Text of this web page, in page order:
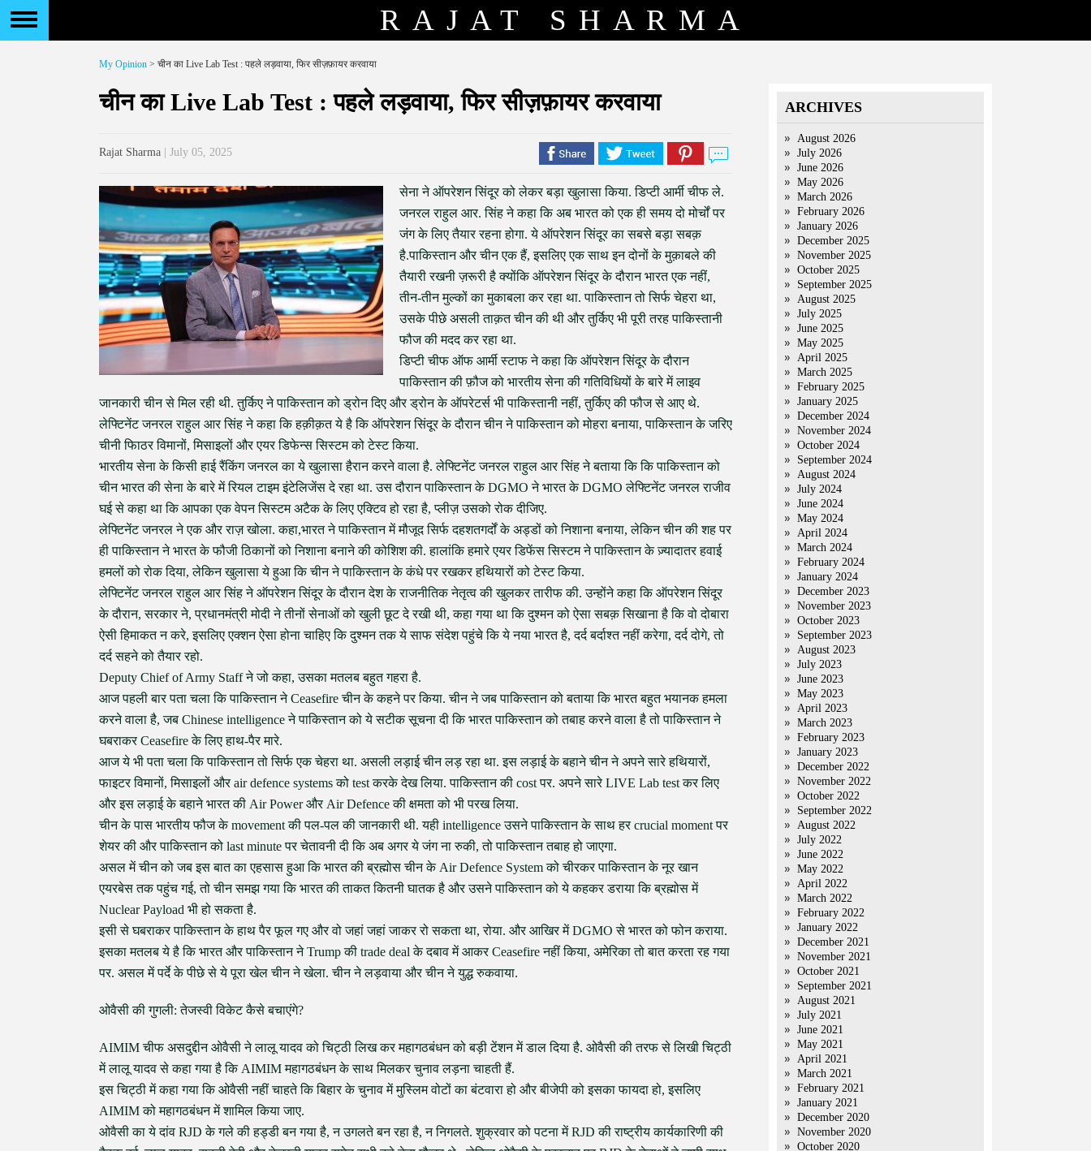
RAJAT SHARMA
My Opinion > चीन का Live Lab Test : पहले लड़वाया, फिर सीज़फ़ायर करवाया
चीन का Live Lab Test : पहले लड़वाया, फिर सीज़फ़ायर करवाया
Rajat Sharma | July 05, 2025
सेना ने ऑपरेशन सिंदूर को लेकर बड़ा खुलासा किया. डिप्टी आर्मी चीफ ले.
जनरल राहुल आर. सिंह ने कहा कि अब भारत को एक ही समय दो मोर्चों पर
जंग के लिए तैयार रहना होगा. ये ऑपरेशन सिंदूर का सबसे बड़ा सबक़
है.पाकिस्तान और चीन एक हैं, इसलिए एक साथ इन दोनों के मुक़ाबले की
तैयारी रखनी ज़रूरी है क्योंकि ऑपरेशन सिंदूर के दौरान भारत एक नहीं,
तीन-तीन मुल्कों का मुकाबला कर रहा था. पाकिस्तान तो सिर्फ चेहरा था,
उसके पीछे असली ताक़त चीन की थी और तुर्किए भी पूरी तरह पाकिस्तानी
फौज की मदद कर रहा था.
डिप्टी चीफ ऑफ आर्मी स्टाफ ने कहा कि ऑपरेशन सिंदूर के दौरान
पाकिस्तान की फ़ौज को भारतीय सेना की गतिविधियों के बारे में लाइव
जानकारी चीन से मिल रही थी. तुर्किए ने पाकिस्तान को ड्रोन दिए और ड्रोन के ऑपरेटर्स भी पाकिस्तानी नहीं, तुर्किए की फौज से आए थे.
लेफ्टिनेंट जनरल राहुल आर सिंह ने कहा कि हक़ीक़त ये है कि ऑपरेशन सिंदूर के दौरान चीन ने पाकिस्तान को मोहरा बनाया, पाकिस्तान के जरिए
चीनी फािठर विमानों, मिसाइलों और एयर डिफेन्स सिस्टम को टेस्ट किया.
भारतीय सेना के किसी हाई रैंकिंग जनरल का ये खुलासा हैरान करने वाला है. लेफ्टिनेंट जनरल राहुल आर सिंह ने बताया कि कि पाकिस्तान को
चीन भारत की सेना के बारे में रियल टाइम इंटेलिजेंस दे रहा था. उस दौरान पाकिस्तान के DGMO ने भारत के DGMO लेफ्टिनेंट जनरल राजीव
घई से कहा था कि आपका एक वेपन सिस्टम अटैक के लिए एक्टिव हो रहा है, प्लीज़ उसको रोक दीजिए.
लेफ्टिनेंट जनरल ने एक और राज़ खोला. कहा,भारत ने पाकिस्तान में मौजूद सिर्फ दहशतगर्दों के अड्डों को निशाना बनाया, लेकिन चीन की शह पर
ही पाकिस्तान ने भारत के फौजी ठिकानों को निशाना बनाने की कोशिश की. हालांकि हमारे एयर डिफेंस सिस्टम ने पाकिस्तान के ज़्यादातर हवाई
हमलों को रोक दिया, लेकिन खुलासा ये हुआ कि चीन ने पाकिस्तान के कंधे पर रखकर हथियारों को टेस्ट किया.
लेफ्टिनेंट जनरल राहुल आर सिंह ने ऑपरेशन सिंदूर के दौरान देश के राजनीतिक नेतृत्व की खुलकर तारीफ की. उन्होंने कहा कि ऑपरेशन सिंदूर
के दौरान, सरकार ने, प्रधानमंत्री मोदी ने तीनों सेनाओं को खुली छूट दे रखी थी, कहा गया था कि दुश्मन को ऐसा सबक़ सिखाना है कि वो दोबारा
ऐसी हिमाकत न करे, इसलिए एक्शन ऐसा होना चाहिए कि दुश्मन तक ये साफ संदेश पहुंचे कि ये नया भारत है, दर्द बर्दाश्त नहीं करेगा, दर्द दोगे, तो
दर्द सहने को तैयार रहो.
Deputy Chief of Army Staff ने जो कहा, उसका मतलब बहुत गहरा है.
आज पहली बार पता चला कि पाकिस्तान ने Ceasefire चीन के कहने पर किया. चीन ने जब पाकिस्तान को बताया कि भारत बहुत भयानक हमला
करने वाला है, जब Chinese intelligence ने पाकिस्तान को ये सटीक सूचना दी कि भारत पाकिस्तान को तबाह करने वाला है तो पाकिस्तान ने
घबराकर Ceasefire के लिए हाथ-पैर मारे.
आज ये भी पता चला कि पाकिस्तान तो सिर्फ एक चेहरा था. असली लड़ाई चीन लड़ रहा था. इस लड़ाई के बहाने चीन ने अपने सारे हथियारों,
फाइटर विमानों, मिसाइलों और air defence systems को test करके देख लिया. पाकिस्तान की cost पर. अपने सारे LIVE Lab test कर लिए
और इस लड़ाई के बहाने भारत की Air Power और Air Defence की क्षमता को भी परख लिया.
चीन के पास भारतीय फौज के movement की पल-पल की जानकारी थी. यही intelligence उसने पाकिस्तान के साथ हर crucial moment पर
शेयर की और पाकिस्तान को last minute पर चेतावनी दी कि अब अगर ये जंग ना रुकी, तो पाकिस्तान तबाह हो जाएगा.
असल में चीन को जब इस बात का एहसास हुआ कि भारत की ब्रह्मोस चीन के Air Defence System को चीरकर पाकिस्तान के नूर खान
एयरबेस तक पहुंच गई, तो चीन समझ गया कि भारत की ताकत कितनी घातक है और उसने पाकिस्तान को ये कहकर डराया कि ब्रह्मोस में
Nuclear Payload भी हो सकता है.
इसी से घबराकर पाकिस्तान के हाथ पैर फूल गए और वो जहां जहां जाकर रो सकता था, रोया. और आखिर में DGMO से भारत को फोन कराया.
इसका मतलब ये है कि भारत और पाकिस्तान ने Trump की trade deal के दबाव में आकर Ceasefire नहीं किया, अमेरिका तो बात करता रह गया
पर. असल में पर्दे के पीछे से ये पूरा खेल चीन ने खेला. चीन ने लड़वाया और चीन ने युद्ध रुकवाया.
ओवैसी की गुगली: तेजस्वी विकेट कैसे बचाएंगे?
AIMIM चीफ असदुद्दीन ओवैसी ने लालू यादव को चिट्ठी लिख कर महागठबंधन को बड़ी टेंशन में डाल दिया है. ओवैसी की तरफ से लिखी चिट्ठी
में लालू यादव से कहा गया है कि AIMIM महागठबंधन के साथ मिलकर चुनाव लड़ना चाहती हैं.
इस चिट्ठी में कहा गया कि ओवैसी नहीं चाहते कि बिहार के चुनाव में मुस्लिम वोटों का बंटवारा हो और बीजेपी को इसका फायदा हो, इसलिए
AIMIM को महागठबंधन में शामिल किया जाए.
ओवैसी का ये दांव RJD के गले की हड्डी बन गया है, न उगलते बन रहा है, न निगलते. शुक्रवार को पटना में RJD की राष्ट्रीय कार्यकारिणी की
ARCHIVES
August 2026
July 2026
June 2026
May 2026
March 2026
February 2026
January 2026
December 2025
November 2025
October 2025
September 2025
August 2025
July 2025
June 2025
May 2025
April 2025
March 2025
February 2025
January 2025
December 2024
November 2024
October 2024
September 2024
August 2024
July 2024
June 2024
May 2024
April 2024
March 2024
February 2024
January 2024
December 2023
November 2023
October 2023
September 2023
August 2023
July 2023
June 2023
May 2023
April 2023
March 2023
February 2023
January 2023
December 2022
November 2022
October 2022
September 2022
August 2022
July 2022
June 2022
May 2022
April 2022
March 2022
February 2022
January 2022
December 2021
November 2021
October 2021
September 2021
August 2021
July 2021
June 2021
May 2021
April 2021
March 2021
February 2021
January 2021
December 2020
November 2020
October 2020